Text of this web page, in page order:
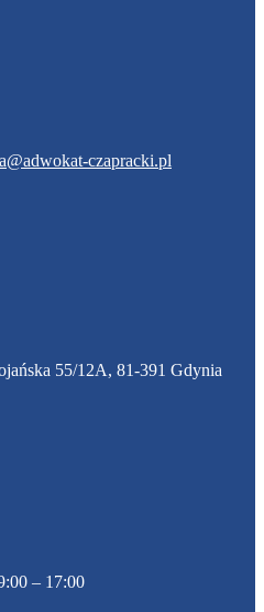
czapracki.pl
55/12A, 81-391 Gdynia
– 17:00